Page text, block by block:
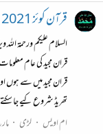
قرآن کوئز 2021
السلام علیکم ورحمة
قران مجید کی عام
قران مجید میں سے ہوں
تھریڈ شروع کیے جا
ام اویس
لڑی مارچ